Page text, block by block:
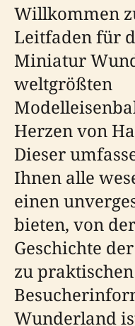
Willkommen
Leitfaden für
Miniatur
weltgrößten
Herzen von
Dieser
Ihnen alle
einen
bieten, von
Geschichte
zu praktischen
Wunderland